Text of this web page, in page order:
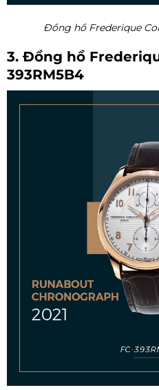
Đồng hồ Frederique
3. Đồng hồ
393RM5B4